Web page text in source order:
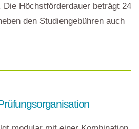
Höchstförderdauer beträgt 24
den Studiengebühren auch